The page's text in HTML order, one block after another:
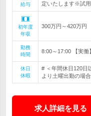
給与
定いたします※試
初年度
年収
300万円～420万円
勤務
時間
8:00～17:00 【実
休日
休暇
# ＜年間休日120日
より土曜出勤の場
求人詳細を見る